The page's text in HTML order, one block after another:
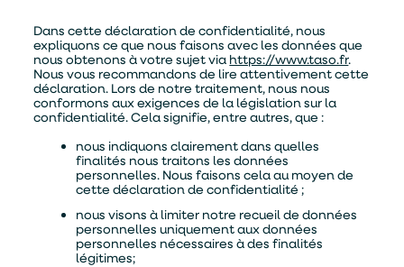
Dans cette déclaration de confidentialité, nous
expliquons ce que nous faisons avec les données que
nous obtenons à votre sujet via https://www.taso.fr.
Nous vous recommandons de lire attentivement cette
déclaration. Lors de notre traitement, nous nous
conformons aux exigences de la législation sur la
confidentialité. Cela signifie, entre autres, que :
nous indiquons clairement dans quelles
finalités nous traitons les données
personnelles. Nous faisons cela au moyen de
cette déclaration de confidentialité ;
nous visons à limiter notre recueil de données
personnelles uniquement aux données
personnelles nécessaires à des finalités
légitimes;